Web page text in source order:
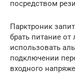
посредством
Парктроник
брать питание
использовать
подключении
входного